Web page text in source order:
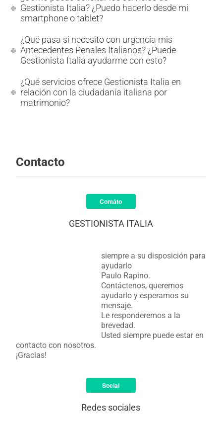
Gestionista Italia? ¿Puedo hacerlo desde mi
smartphone o tablet?
¿Qué pasa si necesito con urgencia mis
Antecedentes Penales Italianos? ¿Puede
Gestionista Italia ayudarme con esto?
¿Qué servicios ofrece Gestionista Italia en
relación con la ciudadanía italiana por
matrimonio?
Contacto
Contáto
GESTIONISTA ITALIA
siempre a su disposición para
ayudarlo
Paulo Rapino.
Contáctenos, queremos
ayudarlo y esperamos su
mensaje.
Le responderemos a la
brevedad.
Usted siempre puede estar en
contacto con nosotros.
¡Gracias!
Social
Redes sociales